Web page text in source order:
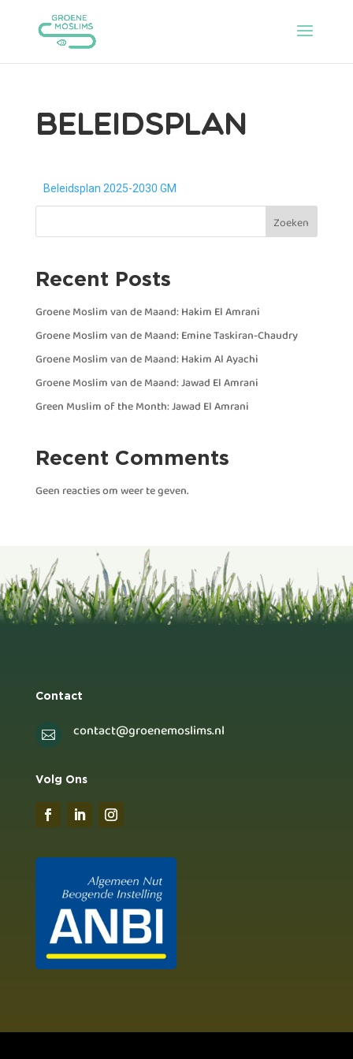
Beleidsplan
Beleidsplan 2025-2030 GM
Zoeken
Recent Posts
Groene Moslim van de Maand: Hakim El Amrani
Groene Moslim van de Maand: Emine Taskiran-Chaudry
Groene Moslim van de Maand: Hakim Al Ayachi
Groene Moslim van de Maand: Jawad El Amrani
Green Muslim of the Month: Jawad El Amrani
Recent Comments
Geen reacties om weer te geven.
Contact
 contact@groenemoslims.nl
Volg Ons